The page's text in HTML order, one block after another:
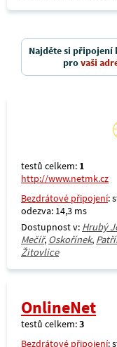
Najděte si připojení
provaši
testů celkem: 1
http://www.netmk.cz
Bezdrátové připojení:
odezva: 14,3 ms
Dostupnost v: Hrubý
Mečíř, Oskořínek,
Žitovlice
OnlineNet
testů celkem:3
Bezdrátové připojení: